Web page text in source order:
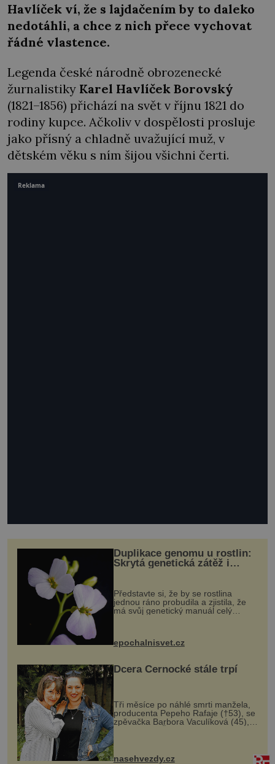
Havlíček ví, že s lajdačením by to daleko
nedotáhli, a chce z nich přece vychovat
řádné vlastence.
Legenda české národně obrozenecké
žurnalistiky Karel Havlíček Borovský
(1821–1856) přichází na svět v říjnu 1821 do
rodiny kupce. Ačkoliv v dospělosti prosluje
jako přísný a chladně uvažující muž, v
dětském věku s ním šijou všichni čerti.
Duplikace genomu u rostlin:
Skrytá genetická zátěž i
Představte si, že by se rostlina
jednou ráno probudila a zjistila, že
má svůj genetický manuál celý
vstupenka...
epochalnisvet.cz
Dcera Černocké stále trpí
Tři měsíce po náhlé smrti manžela,
producenta Pepeho Rafaje (†53), se
zpěvačka Barbora Vaculíková (45),
dcera Petry Černocké (75), poprvé
ozvala veřejnosti. Na sociální síti
sdílela, že se snaží fung...
nasehvezdy.cz
Reklama